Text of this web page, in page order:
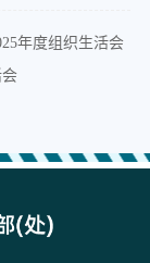
年度组织生活会